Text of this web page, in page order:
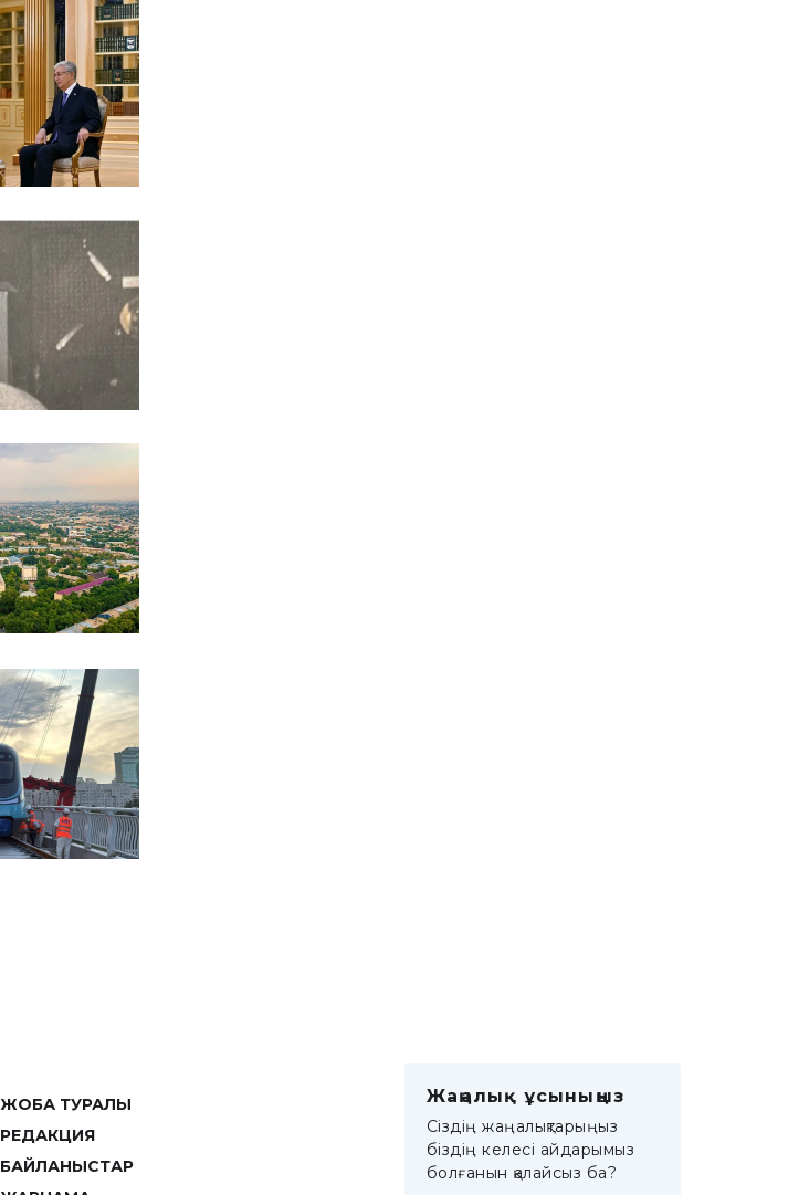
ЖОБА ТУРАЛЫ
РЕДАКЦИЯ
БАЙЛАНЫСТАР
Жаңалық ұсыныңыз
Сіздің жаңалықтарыңыз
біздің келесі айдарымыз
болғанын қалайсыз ба?